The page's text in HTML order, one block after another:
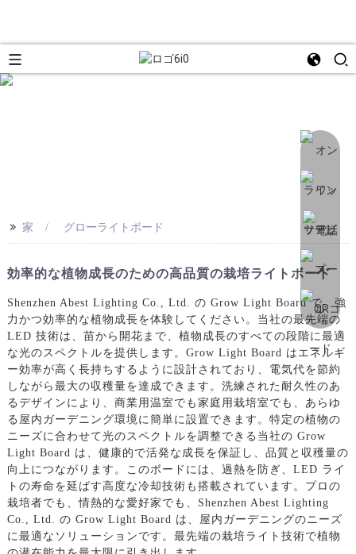
>> 家 グローライトボード
効率的な植物成長のための高品質の栽培ライトボード
Shenzhen Abest Lighting Co., Ltd. の Grow Light Board で、強
力かつ効率的な植物成長を体験してください。当社の最先端の
LED 技術は、苗から開花ま​​で、植物成長のすべての段階に最適
な光のスペクトルを提供します。Grow Light Board はエネルギ
ー効率が高く長持ちするように設計されており、電気代を節約
しながら最大の収穫量を達成できます。洗練された耐久性のあ
るデザインにより、商業用温室でも家庭用栽培室でも、あらゆ
る屋内ガーデニング環境に簡単に設置できます。特定の植物の
ニーズに合わせて光のスペクトルを調整できる当社の Grow
Light Board は、健康的で活発な成長を保証し、品質と収穫量の
向上につながります。このボードには、過熱を防ぎ、LED ライ
トの寿命を延ばす高度な冷却技術も搭載されています。プロの
栽培者でも、情熱的な愛好家でも、Shenzhen Abest Lighting
Co., Ltd. の Grow Light Board は、屋内ガーデニングのニーズ
に最適なソリューションです。最先端の栽培ライト技術で植物